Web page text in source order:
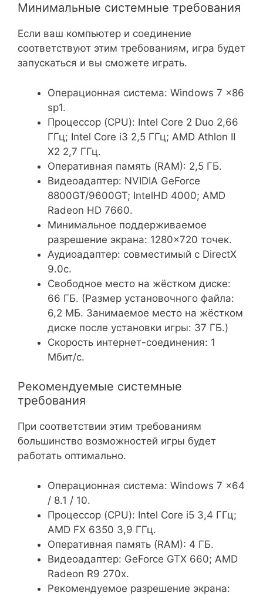
Минимальные системные требования
Если ваш компьютер и соединение
соответствуют этим требованиям, игра будет
запускаться и вы сможете играть.
Операционная система: Windows 7 x86
sp1.
Процессор (CPU): Intel Core 2 Duo 2,66
ГГц; Intel Core i3 2,5 ГГц; AMD Athlon II
X2 2,7 ГГц.
Оперативная память (RAM): 2,5 ГБ.
Видеоадаптер: NVIDIA GeForce
8800GT/9600GT; IntelHD 4000; AMD
Radeon HD 7660.
Минимальное поддерживаемое
разрешение экрана: 1280×720 точек.
Аудиоадаптер: совместимый с DirectX
9.0c.
Свободное место на жёстком диске:
66 ГБ. (Размер установочного файла:
6,2 МБ. Занимаемое место на жёстком
диске после установки игры: 37 ГБ.)
Скорость интернет-соединения: 1
Мбит/с.
Рекомендуемые системные
требования
При соответствии этим требованиям
большинство возможностей игры будет
работать оптимально.
Операционная система: Windows 7 x64
/ 8.1 / 10.
Процессор (CPU): Intel Core i5 3,4 ГГц;
AMD FX 6350 3,9 ГГц.
Оперативная память (RAM): 4 ГБ.
Видеоадаптер: GeForce GTX 660; AMD
Radeon R9 270x.
Рекомендуемое разрешение экрана: